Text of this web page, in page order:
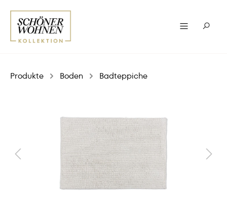
Produkte Boden Badteppiche